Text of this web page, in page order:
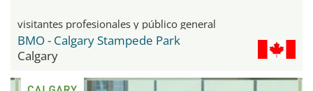
visitantes profesionales y público general
BMO - Calgary Stampede Park
Calgary